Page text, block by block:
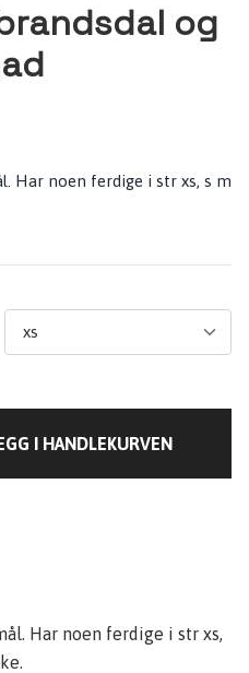
og
Har noen ferdige i str xs, s m
I HANDLEKURVEN
Har noen ferdige i str xs,